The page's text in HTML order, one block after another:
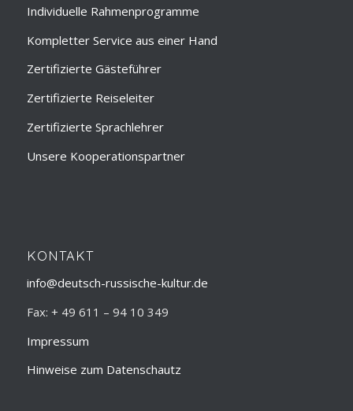
Individuelle Rahmenprogramme
Kompletter Service aus einer Hand
Zertifizierte Gästeführer
Zertifizierte Reiseleiter
Zertifizierte Sprachlehrer
Unsere Kooperationspartner
KONTAKT
info@deutsch-russische-kultur.de
Fax: + 49 611 – 94 10 349
Impressum
Hinweise zum Datenschautz